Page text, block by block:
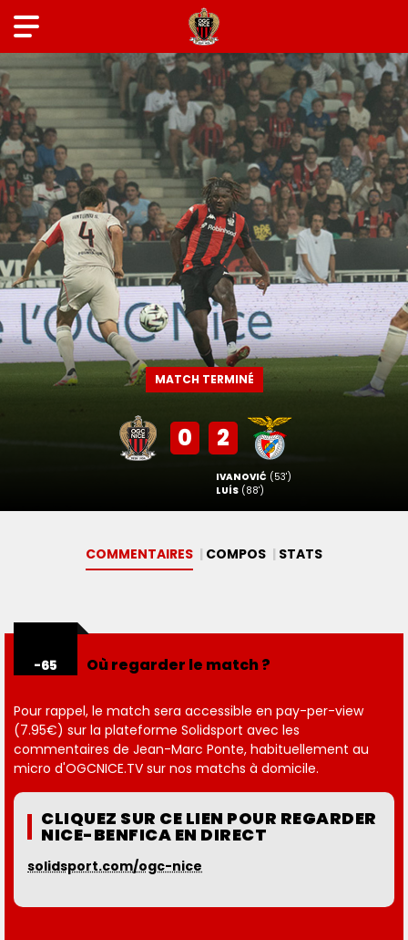
MATCH TERMINÉ
0 2
IVANOVIĆ (53')
LUÍS(88')
COMMENTAIRES COMPOS STATS
-65 Où regarder le match ?
Pour rappel, le match sera accessible en pay-per-view
(7.95€) sur la plateforme Solidsport avec les
commentaires de Jean-Marc Ponte, habituellement au
micro d'OGCNICE.TV sur nos matchs à domicile.
CLIQUEZ SUR CE LIEN POUR REGARDER
NICE-BENFICA EN DIRECT
solidsport.com/ogc-nice